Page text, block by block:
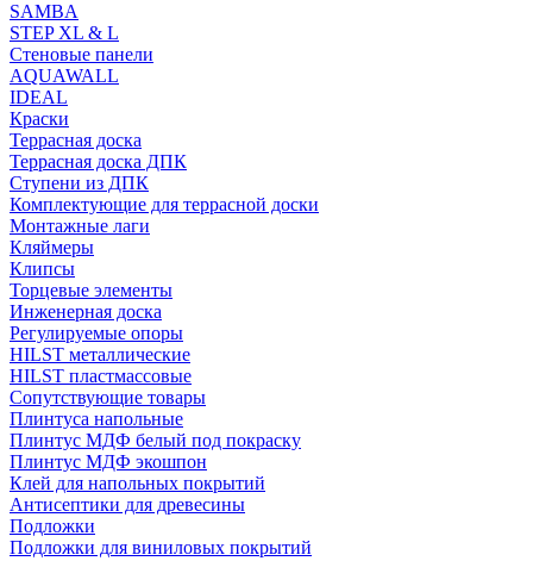
SAMBA
STEP XL & L
Стеновые панели
AQUAWALL
IDEAL
Краски
Террасная доска
Террасная доска ДПК
Ступени из ДПК
Комплектующие для террасной доски
Монтажные лаги
Кляймеры
Клипсы
Торцевые элементы
Инженерная доска
Регулируемые опоры
HILST металлические
HILST пластмассовые
Сопутствующие товары
Плинтуса напольные
Плинтус МДФ белый под покраску
Плинтус МДФ экошпон
Клей для напольных покрытий
Антисептики для древесины
Подложки
Подложки для виниловых покрытий